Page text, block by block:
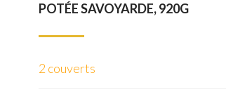
POTÉE SAVOYARDE, 920G
2 couverts